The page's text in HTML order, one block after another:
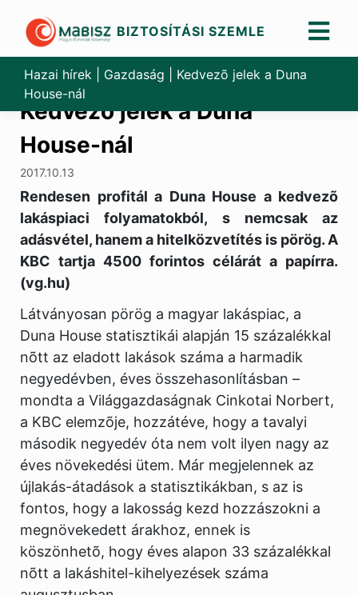
content
BIZTOSÍTÁSI SZEMLE
Hazai hírek Gazdaság
Kedvezõ jelek a Duna
House-nál
Kedvezõ jelek a Duna
House-nál
2017.10.13
Rendesen profitál a Duna House a kedvezõ
lakáspiaci folyamatokból, s nemcsak az
adásvétel, hanem a hitelközvetítés is pörög. A
KBC tartja 4500 forintos célárát a papírra.
(vg.hu)
Látványosan pörög a magyar lakáspiac, a
Duna House statisztikái alapján 15 százalékkal
nõtt az eladott lakások száma a harmadik
negyedévben, éves összehasonlításban –
mondta a Világgazdaságnak Cinkotai Norbert,
a KBC elemzõje, hozzátéve, hogy a tavalyi
második negyedév óta nem volt ilyen nagy az
éves növekedési ütem. Már megjelennek az
újlakás-átadások a statisztikákban, s az is
fontos, hogy a lakosság kezd hozzászokni a
megnövekedett árakhoz, ennek is
köszönhetõ, hogy éves alapon 33 százalékkal
nõtt a lakáshitel-kihelyezések száma